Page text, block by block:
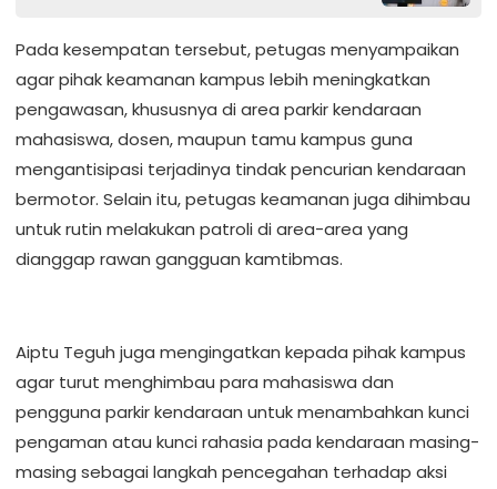
Pada kesempatan tersebut, petugas menyampaikan
agar pihak keamanan kampus lebih meningkatkan
pengawasan, khususnya di area parkir kendaraan
mahasiswa, dosen, maupun tamu kampus guna
mengantisipasi terjadinya tindak pencurian kendaraan
bermotor. Selain itu, petugas keamanan juga dihimbau
untuk rutin melakukan patroli di area-area yang
dianggap rawan gangguan kamtibmas.
Aiptu Teguh juga mengingatkan kepada pihak kampus
agar turut menghimbau para mahasiswa dan
pengguna parkir kendaraan untuk menambahkan kunci
pengaman atau kunci rahasia pada kendaraan masing-
masing sebagai langkah pencegahan terhadap aksi